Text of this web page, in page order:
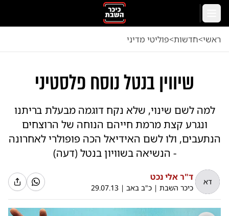
דלג לתוכן הראשי
ראשי<חדשות<פוליטי מדיני
שיווין בנטל נוסח פלסטיני
למה לשם שינוי, שלא נקח דוגמה מבעלת בריתנו
ונגרע קצת מרמת חייהם הנוחה של הרוצחים
הנתעבים, ולו לשם האידיאל הכה פופולרי לאחרונה
- הנשיאה בשוויון בנטל (דעה)
דא ד"ר אלי נכט
כיכר השבת | כ"ב באב |
29.07.13